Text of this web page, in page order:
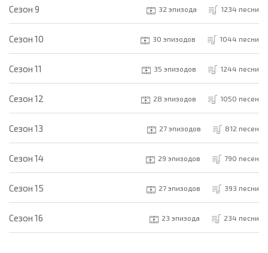
Cезон 9 32 эпизода 1234 песни
Cезон 10 30 эпизодов 1044 песни
Cезон 11 35 эпизодов 1244 песни
Cезон 12 28 эпизодов 1050 песен
Cезон 13 27 эпизодов 812 песен
Cезон 14 29 эпизодов 790 песен
Cезон 15 27 эпизодов 393 песни
Cезон 16 23 эпизода 234 песни